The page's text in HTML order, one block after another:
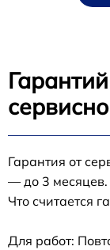
Гарантия от
— до 3 месяцев.
Что считается
Для работ: